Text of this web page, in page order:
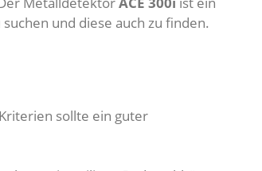
und diese auch zu finden.
sollte ein guter